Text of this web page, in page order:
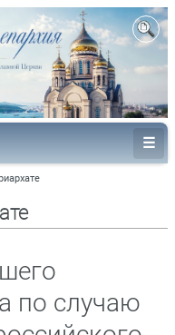
по случаю